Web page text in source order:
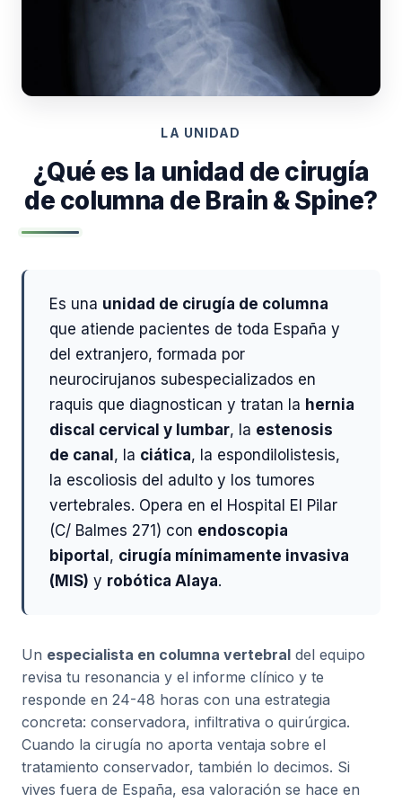
LA UNIDAD
¿Qué es la unidad de cirugía
de columna de Brain & Spine?
Es una unidad de cirugía de columna
que atiende pacientes de toda España y
del extranjero, formada por
neurocirujanos subespecializados en
raquis que diagnostican y tratan la hernia
discal cervical y lumbar, la estenosis
de canal , la ciática, la espondilolistesis,
la escoliosis del adulto y los tumores
vertebrales. Opera en el Hospital El Pilar
(C/ Balmes 271) con endoscopia
biportal , cirugía mínimamente invasiva
(MIS) y robótica Alaya.
Un especialista en columna vertebral del equipo
revisa tu resonancia y el informe clínico y te
responde en 24-48 horas con una estrategia
concreta: conservadora, infiltrativa o quirúrgica.
Cuando la cirugía no aporta ventaja sobre el
tratamiento conservador, también lo decimos. Si
vives fuera de España, esa valoración se hace en